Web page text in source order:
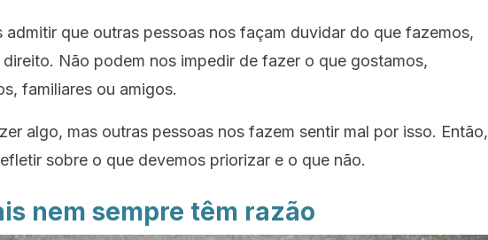
admitir que outras pessoas nos façam duvidar do que fazemos,
Não podem nos impedir de fazer o que gostamos,
familiares ou amigos.
algo, mas outras pessoas nos fazem sentir mal por isso. Então,
sobre o que devemos priorizar e o que não.
nem sempre têm razão